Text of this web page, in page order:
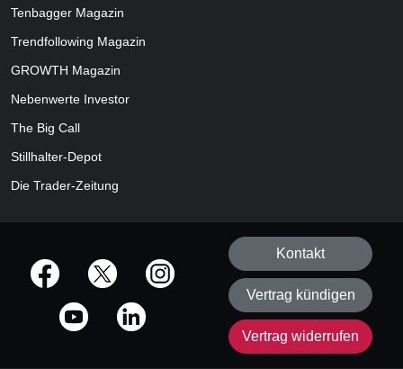
Tenbagger Magazin
Trendfollowing Magazin
GROWTH Magazin
Nebenwerte Investor
The Big Call
Stillhalter-Depot
Die Trader-Zeitung
offizielle Social Media-Accounts
Kontakt
Vertrag kündigen
Vertrag widerrufen